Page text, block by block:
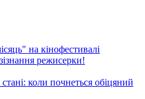
Ефект Мандели